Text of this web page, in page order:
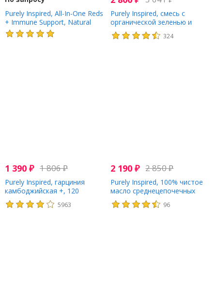
Purely Inspired, All-In-One Reds
+ Immune Support, Natural
Berry, 391 g
Purely Inspired, смесь с
органической зеленью и
суперфудами, натуральный
вкус, 243 г (8,57 унции)
324
1 390 ₽ 1 806₽
Purely Inspired, гарциния
камбоджийская +, 120
растительных капсуловидных
таблеток, которые легко
5963
2 190₽ 2 850₽
Purely Inspired, 100% чистое
масло среднецепочечных
триглицеридов, 475 мл (16
жидк. Унций)
96